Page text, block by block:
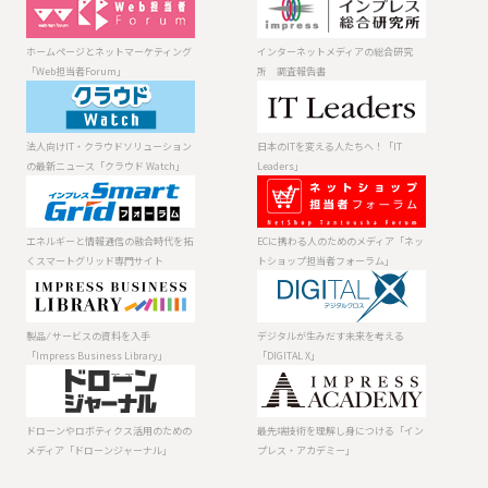
ホームページと
ネットマーケテ
ィング「Web担
当者Forum」
インターネット
メディアの総合
研究所 調査報
法人向けIT・ク
ラウドソリュー
ションの最新ニ
ュース「クラウ
日本のITを変え
「IT Leaders」
エネルギーと情
報通信の融合時
代を拓くスマー
トグリッド専門
ECに携わる人の
ためのメディア
「ネットショッ
プ担当者フォー
製品 ⁄ サービスの
資料を入手
「Impress
Business
Library」
デジタルが生み
だす未来を考え
る「DIGITAL X」
ドローンやロボ
ティクス活用の
ためのメディア
「ドローンジャ
最先端技術を理
解し身につける
「インプレス・
アカデミー」
ホームページとネットマーケティング
「Web担当者Forum」
インターネットメディアの総合研究
所 調査報告書
法人向けIT・クラウドソリューション
の最新ニュース「クラウド Watch」
日本のITを変える人たちへ！「IT
Leaders」
エネルギーと情報通信の融合時代を拓
くスマートグリッド専門サイト
ECに携わる人のためのメディア「ネッ
トショップ担当者フォーラム」
製品 ⁄ サービスの資料を入手
「Impress Business Library」
デジタルが生みだす未来を考える
「DIGITAL X」
ドローンやロボティクス活用のための
メディア「ドローンジャーナル」
最先端技術を理解し身につける「イン
プレス・アカデミー」